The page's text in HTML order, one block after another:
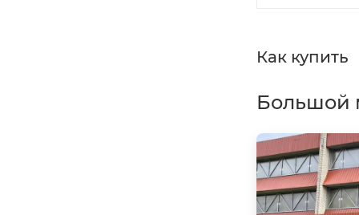
Как купить
Большой